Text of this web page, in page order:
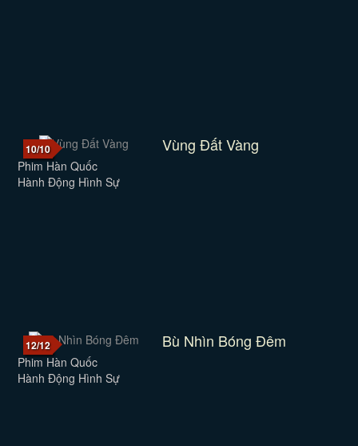
10/10 Vùng Đất Vàng
Phim Hàn Quốc
Hành Động Hình Sự
12/12 Bù Nhìn Bóng Đêm
Phim Hàn Quốc
Hành Động Hình Sự